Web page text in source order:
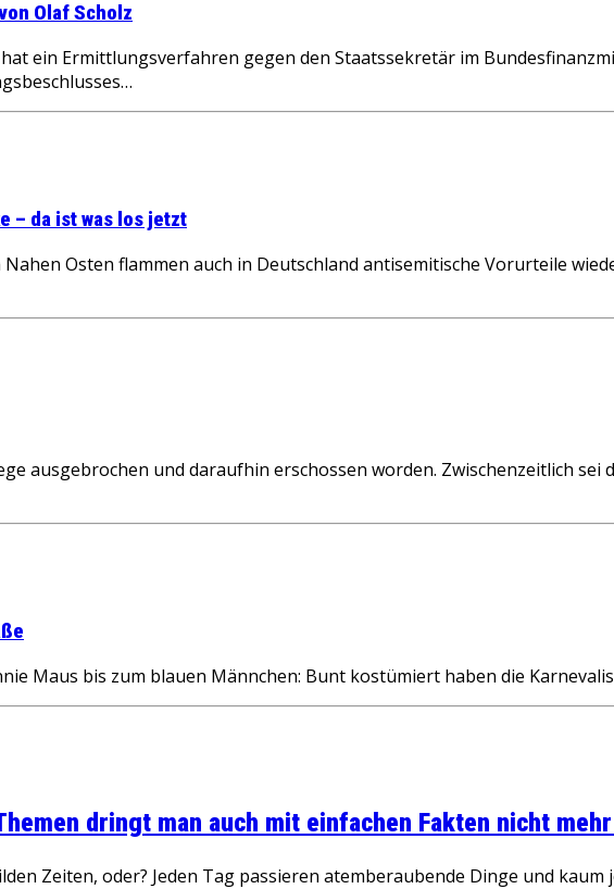
Olaf Scholz
ein Ermittlungsverfahren gegen den Staatssekretär im
– da ist was los jetzt
Osten flammen auch in Deutschland antisemitische Vorurteile
ausgebrochen und daraufhin erschossen worden. Zwischenzeitlich
Maus bis zum blauen Männchen: Bunt kostümiert haben die
dringt man auch mit einfachen Fakten nicht
Zeiten, oder? Jeden Tag passieren atemberaubende Dinge und kaum